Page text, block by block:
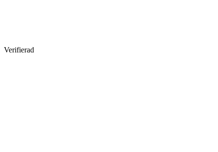
Verifierad